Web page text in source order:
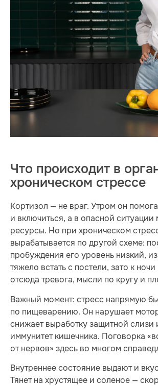
Что происходит в
хроническом стрессе
Кортизол — не враг. Утром он
и включиться, а в опасной ситуации
ресурсы. Но при хроническом
вырабатывается по другой схеме:
пробуждения его уровень низкий,
тяжело встать с постели, зато к
отсюда тревога, мысли по кругу и
Важный момент: стресс напрямую
по пищеварению. Он нарушает
снижает выработку защитной слизи
иммунитет кишечника. Поговорка
от нервов» здесь во многом
Внутреннее состояние выдают и
Тянет на хрустящее и соленое —